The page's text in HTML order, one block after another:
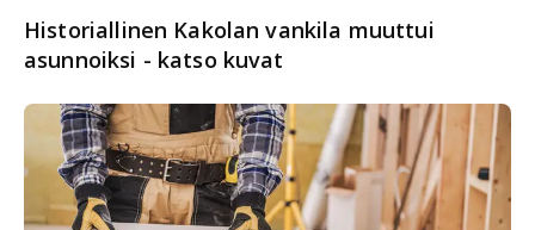
Historiallinen Kakolan vankila muuttui
asunnoiksi - katso kuvat